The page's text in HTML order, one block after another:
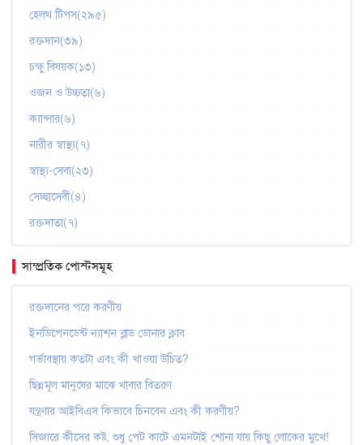
হেলথ টিপস(২৯৫)
রক্তদান(৩৯)
চক্ষু বিষয়ক(১৩)
ওজন ও উচ্চতা(৬)
ক্যান্সার(৬)
নারীর স্বাস্থ্য(৭)
স্বাস্থ্য-সেবা(২৩)
সেচ্ছাসেবী(৪)
রক্তদাতা(৭)
সাম্প্রতিক পোস্টসমূহ
রক্তদানের পরে করণীয়
ইনডিপেনডেন্ট ন্যাশন ব্লাড ডোনার ক্লাব
গর্ভাবস্থায় কতটা এবং কী খাওয়া উচিত?
ছিন্নমূল মানুষের মাঝে খাবার বিতরণ
যন্ত্রণার আইবিএস কিভাবে চিনবেন এবং কী করণীয়?
সিজারে কীসের কষ্ট, শুধু পেট কাটে এমনটাই শোনা যায় কিছু লোকের মুখে!